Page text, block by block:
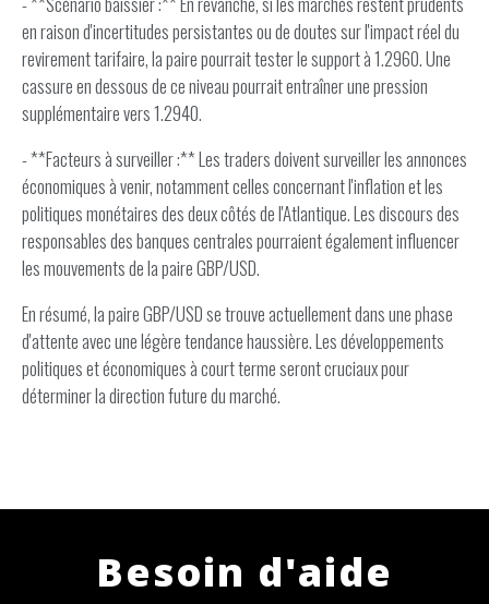
en raison d'incertitudes persistantes ou de doutes sur l'impact réel du
revirement tarifaire, la paire pourrait tester le support à 1.2960. Une
cassure en dessous de ce niveau pourrait entraîner une pression
supplémentaire vers 1.2940.
- **Facteurs à surveiller :** Les traders doivent surveiller les annonces
économiques à venir, notamment celles concernant l'inflation et les
politiques monétaires des deux côtés de l'Atlantique. Les discours des
responsables des banques centrales pourraient également influencer
les mouvements de la paire GBP/USD.
En résumé, la paire GBP/USD se trouve actuellement dans une phase
d'attente avec une légère tendance haussière. Les développements
politiques et économiques à court terme seront cruciaux pour
déterminer la direction future du marché.
Besoin d'aide